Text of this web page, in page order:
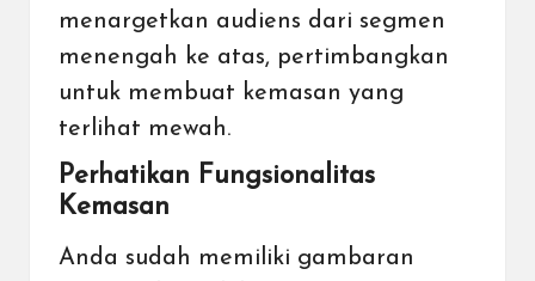
menargetkan audiens dari segmen
menengah ke atas, pertimbangkan
untuk membuat kemasan yang
terlihat mewah.
Perhatikan Fungsionalitas
Kemasan
Anda sudah memiliki gambaran